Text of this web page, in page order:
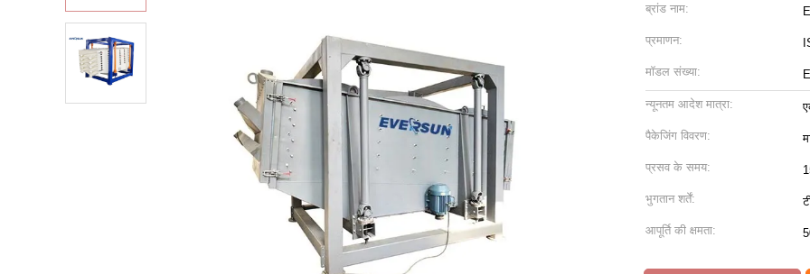
ब्रांड नाम:
प्रमाणन:
मॉडल संख्या:
न्यूनतम आदेश मात्रा:
पैकेजिंग विवरण:
प्रसव के समय:
भुगतान शर्तें:
आपूर्ति की क्षमता: